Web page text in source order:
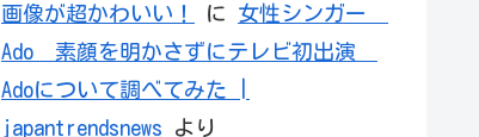
画像が超かわいい！
に 女性シンガー
Ado 素顔を明かさずにテレビ初出演
Adoについて調べてみた |
japantrendsnews より